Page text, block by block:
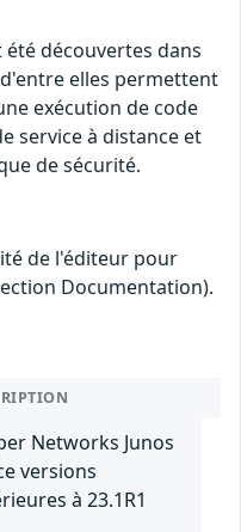
découvertes dans
elles permettent
exécution de code
service à distance et
de sécurité.
de l'éditeur pour
Documentation).
Networks Junos
versions
à 23.1R1